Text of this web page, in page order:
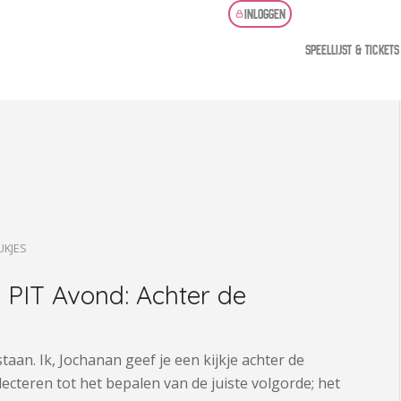
Inloggen
Speellijst & Tickets
Avond: Achter de
Ik, Jochanan geef je een kijkje achter de
tot het bepalen van de juiste volgorde; het